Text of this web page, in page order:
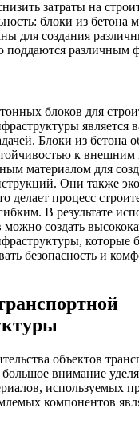
затраты на
блоки из бетона
для создания
поддаются различным
блоков для
является
Блоки из бетона
к внешним
материалом для
Они также
делает процесс
В результате
создать
которые
безопасность и
объектов
внимание
используемых
компонентов